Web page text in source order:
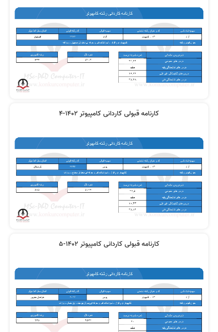
کارنامه قبولی کاردانی کامپیوتر 1402-4
کارنامه قبولی کاردانی کامپیوتر 1402-5